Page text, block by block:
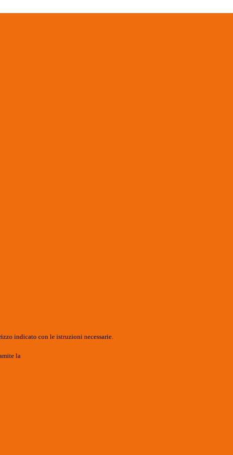
indicato con le istruzioni necessarie.
la